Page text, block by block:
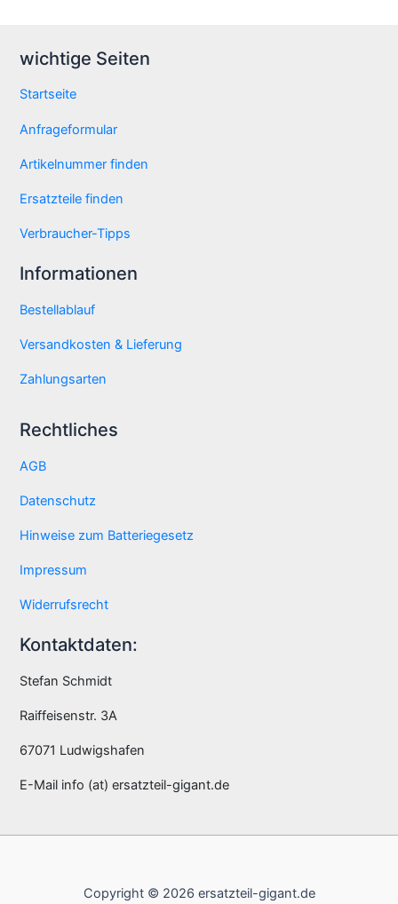
wichtige Seiten
Startseite
Anfrageformular
Artikelnummer finden
Ersatzteile finden
Verbraucher-Tipps
Informationen
Bestellablauf
Versandkosten & Lieferung
Zahlungsarten
Rechtliches
AGB
Datenschutz
Hinweise zum Batteriegesetz
Impressum
Widerrufsrecht
Kontaktdaten:
Stefan Schmidt
Raiffeisenstr. 3A
67071 Ludwigshafen
E-Mail info (at) ersatzteil-gigant.de
Copyright © 2026 ersatzteil-gigant.de